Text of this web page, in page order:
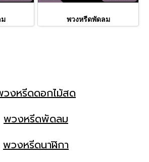
พวงหรีดพัดลม
งหรีดดอกไม้สด
พวงหรีดพัดลม
พวงหรีดนาฬิกา